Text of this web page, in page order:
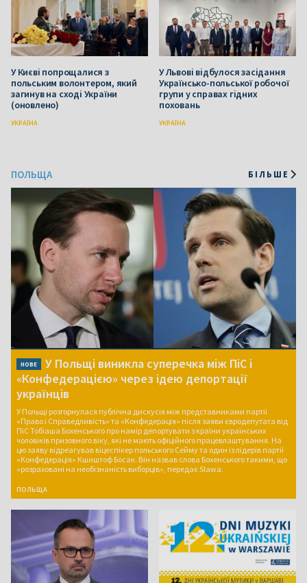
У Києві попрощалися з
польським волонтером, який
загинув на сході України
(оновлено)
УКРАЇНА
У Львові відбулося засідання
Українсько-польської робочої
групи у справах гідних
поховань
УКРАЇНА
ПОЛЬЩА БІЛЬШЕ
НОВЕ
У Польщі виникла суперечка між ПіС і
«Конфедерацією» через ідею депортації
українців
У Польщі розгорнулася публічна дискусія між представниками партії
«Право і Справедливість» та «Конфедерація» після заяви євродепутата від
ПіС Тобіаша Бохенського про намір депортувати з країни українських
чоловіків призовного віку, які не мають офіційного працевлаштування. На
цю заяву відреагував віцеспікер польського Сейму та один із лідерів партії
«Конфедерація» Кшиштоф Босак. Він назвав слова Бохенського такими, що
«розраховані на необізнаність виборців», передає Slawa.
ПОЛЬЩА